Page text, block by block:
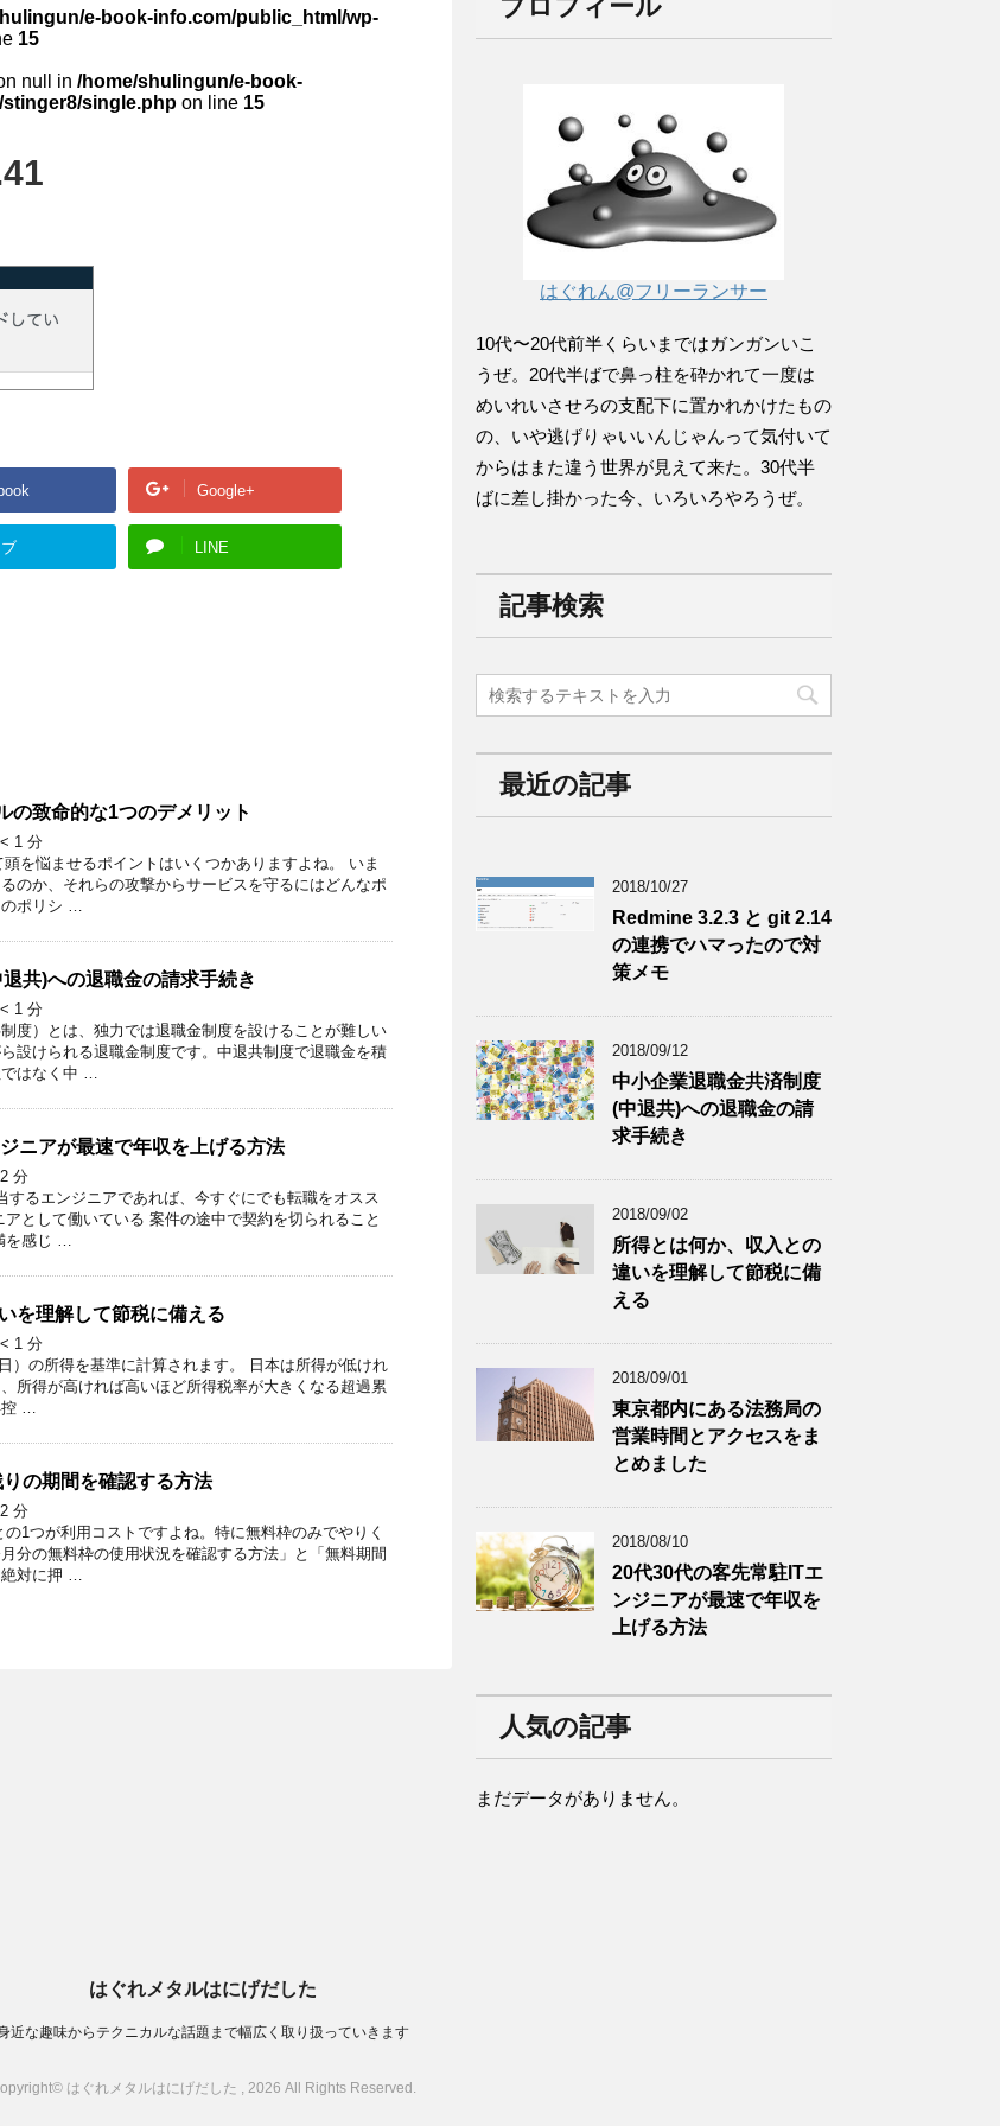
e-book-info.com/public_html/wp-
15
null in /home/shulingun/e-book-
single.php on line 15
Google+
LINE
の致命的な1つのデメリット
< 1 分
を悩ませるポイントはいくつかありますよね。 いま
のか、それらの攻撃からサービスを守るにはどんなポ
のポリシ …
共)への退職金の請求手続き
< 1 分
度）とは、独力では退職金制度を設けることが難しい
設けられる退職金制度です。中退共制度で退職金を積
ではなく中 …
ニアが最速で年収を上げる方法
2 分
するエンジニアであれば、今すぐにでも転職をオスス
として働いている 案件の途中で契約を切られること
を感じ …
を理解して節税に備える
< 1 分
）の所得を基準に計算されます。 日本は所得が低けれ
所得が高ければ高いほど所得税率が大きくなる超過累
控 …
の期間を確認する方法
2 分
1つが利用コストですよね。特に無料枠のみでやりく
分の無料枠の使用状況を確認する方法」と「無料期間
絶対に押 …
プロフィール
はぐれん@フリーランサー
10代〜20代前半くらいまではガンガンいこ
うぜ。20代半ばで鼻っ柱を砕かれて一度は
めいれいさせろの支配下に置かれかけたもの
の、いや逃げりゃいいんじゃんって気付いて
からはまた違う世界が見えて来た。30代半
ばに差し掛かった今、いろいろやろうぜ。
記事検索
最近の記事
2018/10/27
Redmine 3.2.3 と git 2.14
の連携でハマったので対
策メモ
2018/09/12
中小企業退職金共済制度
(中退共)への退職金の請
求手続き
2018/09/02
所得とは何か、収入との
違いを理解して節税に備
える
2018/09/01
東京都内にある法務局の
営業時間とアクセスをま
とめました
2018/08/10
20代30代の客先常駐ITエ
ンジニアが最速で年収を
上げる方法
人気の記事
まだデータがありません。
はぐれメタルはにげだした
近な趣味からテクニカルな話題まで幅広く取り扱っていきます
はぐれメタルはにげだした , 2026 All Rights Reserved.